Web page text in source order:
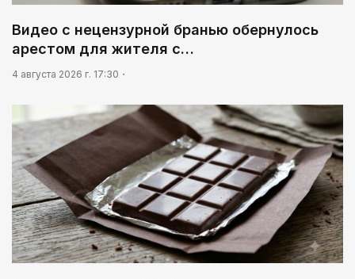
Не хочется уезжать
Видео с нецензурной бранью обернулось
арестом для жителя с…
4 августа 2026 г. 17:30